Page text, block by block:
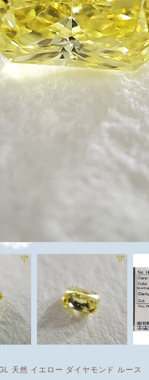
然 イエロー ダイヤモンド ルース